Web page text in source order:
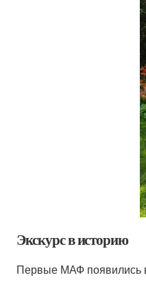
Экскурс в историю
Первые МАФ появились